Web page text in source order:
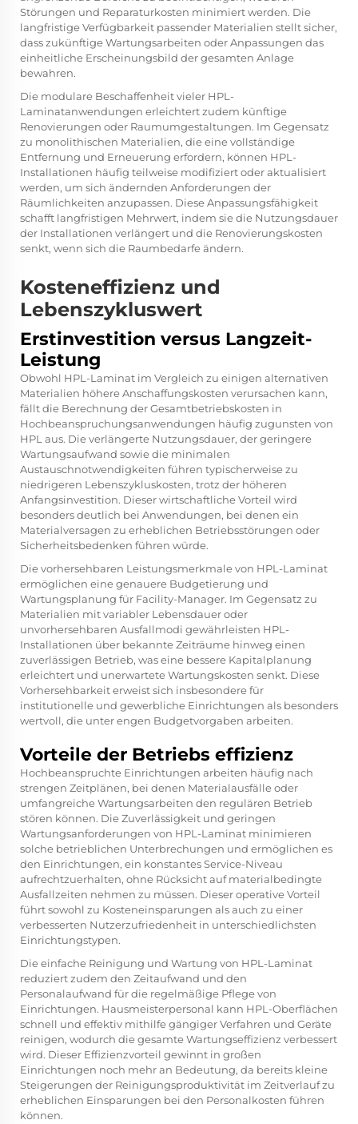
Störungen und Reparaturkosten minimiert werden. Die
langfristige Verfügbarkeit passender Materialien stellt sicher,
dass zukünftige Wartungsarbeiten oder Anpassungen das
einheitliche Erscheinungsbild der gesamten Anlage
bewahren.
Die modulare Beschaffenheit vieler HPL-
Laminatanwendungen erleichtert zudem künftige
Renovierungen oder Raumumgestaltungen. Im Gegensatz
zu monolithischen Materialien, die eine vollständige
Entfernung und Erneuerung erfordern, können HPL-
Installationen häufig teilweise modifiziert oder aktualisiert
werden, um sich ändernden Anforderungen der
Räumlichkeiten anzupassen. Diese Anpassungsfähigkeit
schafft langfristigen Mehrwert, indem sie die Nutzungsdauer
der Installationen verlängert und die Renovierungskosten
senkt, wenn sich die Raumbedarfe ändern.
Kosteneffizienz und
Lebenszykluswert
Erstinvestition versus Langzeit-
Leistung
Obwohl HPL-Laminat im Vergleich zu einigen alternativen
Materialien höhere Anschaffungskosten verursachen kann,
fällt die Berechnung der Gesamtbetriebskosten in
Hochbeanspruchungsanwendungen häufig zugunsten von
HPL aus. Die verlängerte Nutzungsdauer, der geringere
Wartungsaufwand sowie die minimalen
Austauschnotwendigkeiten führen typischerweise zu
niedrigeren Lebenszykluskosten, trotz der höheren
Anfangsinvestition. Dieser wirtschaftliche Vorteil wird
besonders deutlich bei Anwendungen, bei denen ein
Materialversagen zu erheblichen Betriebsstörungen oder
Sicherheitsbedenken führen würde.
Die vorhersehbaren Leistungsmerkmale von HPL-Laminat
ermöglichen eine genauere Budgetierung und
Wartungsplanung für Facility-Manager. Im Gegensatz zu
Materialien mit variabler Lebensdauer oder
unvorhersehbaren Ausfallmodi gewährleisten HPL-
Installationen über bekannte Zeiträume hinweg einen
zuverlässigen Betrieb, was eine bessere Kapitalplanung
erleichtert und unerwartete Wartungskosten senkt. Diese
Vorhersehbarkeit erweist sich insbesondere für
institutionelle und gewerbliche Einrichtungen als besonders
wertvoll, die unter engen Budgetvorgaben arbeiten.
Vorteile der Betriebs effizienz
Hochbeanspruchte Einrichtungen arbeiten häufig nach
strengen Zeitplänen, bei denen Materialausfälle oder
umfangreiche Wartungsarbeiten den regulären Betrieb
stören können. Die Zuverlässigkeit und geringen
Wartungsanforderungen von HPL-Laminat minimieren
solche betrieblichen Unterbrechungen und ermöglichen es
den Einrichtungen, ein konstantes Service-Niveau
aufrechtzuerhalten, ohne Rücksicht auf materialbedingte
Ausfallzeiten nehmen zu müssen. Dieser operative Vorteil
führt sowohl zu Kosteneinsparungen als auch zu einer
verbesserten Nutzerzufriedenheit in unterschiedlichsten
Einrichtungstypen.
Die einfache Reinigung und Wartung von HPL-Laminat
reduziert zudem den Zeitaufwand und den
Personalaufwand für die regelmäßige Pflege von
Einrichtungen. Hausmeisterpersonal kann HPL-Oberflächen
schnell und effektiv mithilfe gängiger Verfahren und Geräte
reinigen, wodurch die gesamte Wartungseffizienz verbessert
wird. Dieser Effizienzvorteil gewinnt in großen
Einrichtungen noch mehr an Bedeutung, da bereits kleine
Steigerungen der Reinigungsproduktivität im Zeitverlauf zu
erheblichen Einsparungen bei den Personalkosten führen
können.